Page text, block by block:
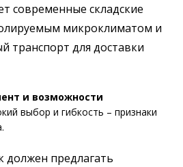
современные складские
микроклиматом и
транспорт для доставки
и возможности
выбор и гибкость – признаки
предлагать